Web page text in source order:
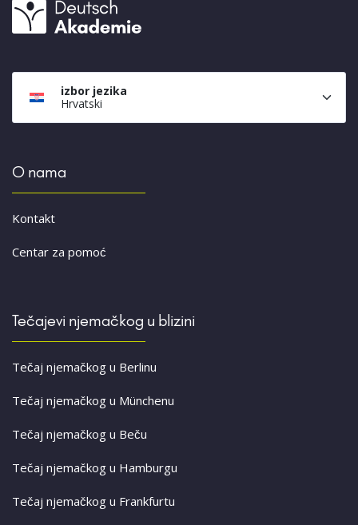
izbor jezika
Hrvatski
O nama
Kontakt
Centar za pomoć
Tečajevi njemačkog u blizini
Tečaj njemačkog u Berlinu
Tečaj njemačkog u Münchenu
Tečaj njemačkog u Beču
Tečaj njemačkog u Hamburgu
Tečaj njemačkog u Frankfurtu